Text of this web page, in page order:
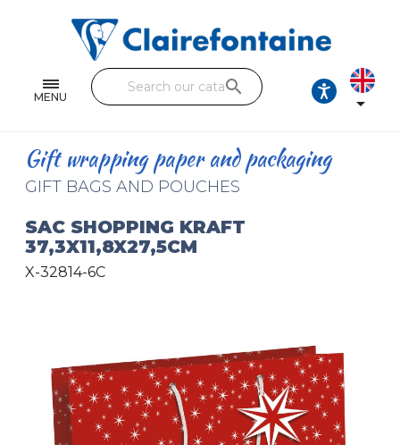
MENU
Single and double sheets
Fine arts
Handicraft
Pencil cases & Leather goods
search

Gift wrapping paper and packaging
GIFT BAGS AND POUCHES
SAC SHOPPING KRAFT
37,3X11,8X27,5CM
X-32814-6C